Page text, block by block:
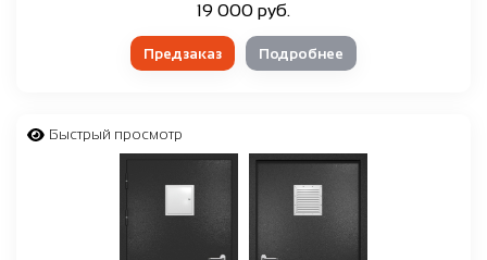
19 000 руб.
Предзаказ Подробнее
Быстрый просмотр